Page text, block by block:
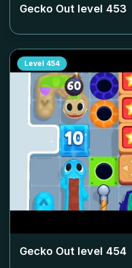
Gecko Out level 453
Level 454
Gecko Out level 454